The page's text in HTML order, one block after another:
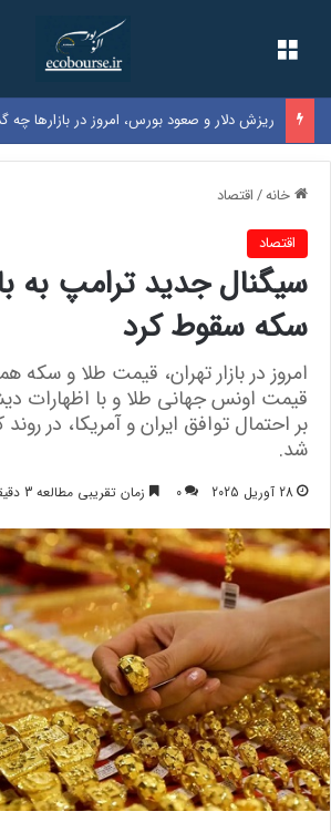
ریزش دلار و صعود بورس، امروز در بازارها
خانه/اقتصاد
اقتصاد
سیگنال جدید ترامپ به
سکه سقوط کرد
امروز در بازار تهران، قیمت طلا و سکه
قیمت اونس جهانی طلا و با اظهارات
بر احتمال توافق ایران و آمریکا،‌ در
شد.
28 آوریل 2025 0 زمان تقریبی مطالعه 3 دقیقه